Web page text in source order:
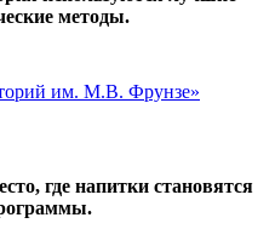
методы.
где напитки становятся